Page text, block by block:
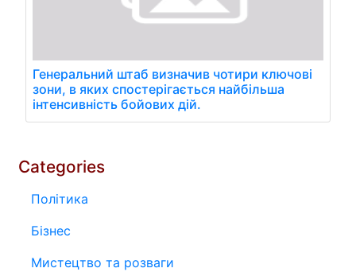
Генеральний штаб визначив чотири ключові
зони, в яких спостерігається найбільша
інтенсивність бойових дій.
Categories
Політика
Бізнес
Мистецтво та розваги